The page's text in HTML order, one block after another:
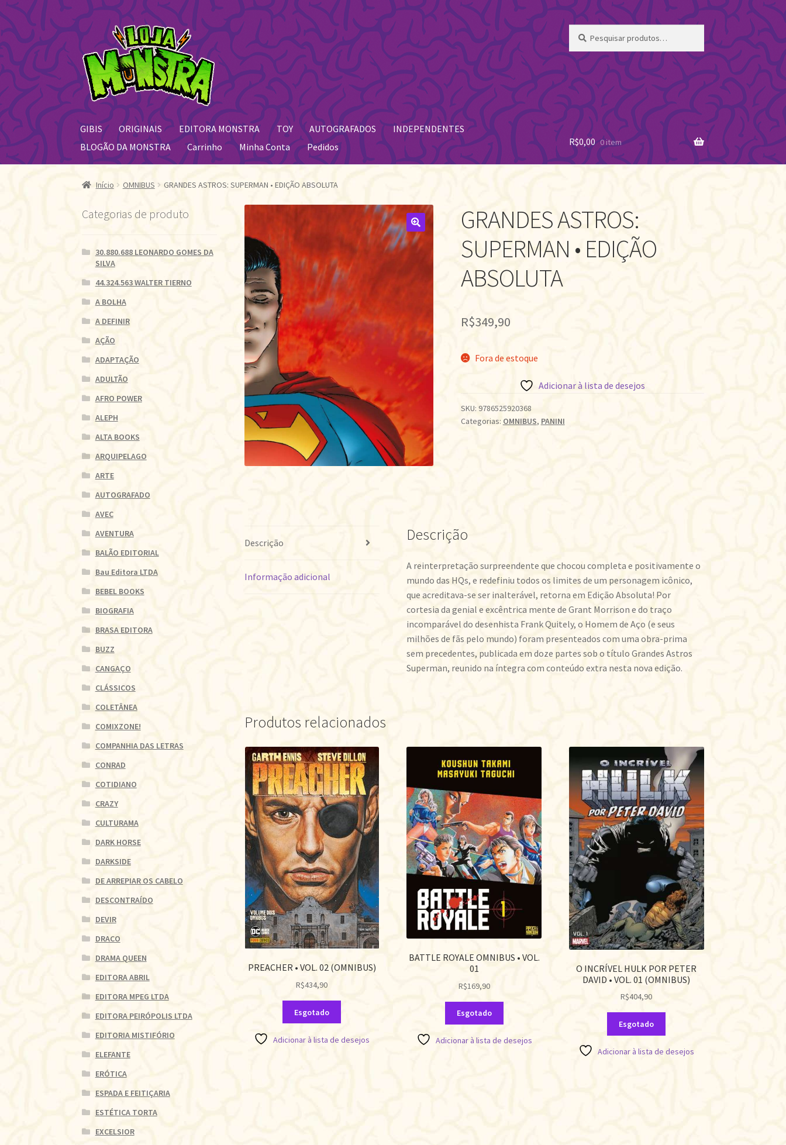
Pular
para
navegação
Pular
para
o
conteúdo
por:
GIBIS ORIGINAIS EDITORA MONSTRA TOY AUTOGRAFADOS
INDEPENDENTES
BLOGÃO DA MONSTRA
Carrinho Minha Conta Pedidos R$0,00 0 item
Início OMNIBUS GRANDES ASTROS: SUPERMAN • EDIÇÃO ABSOLUTA
🔍
GRANDES ASTROS:
SUPERMAN • EDIÇÃO
ABSOLUTA
R$349,90
Fora de estoque
Adicionar à lista de desejos
SKU: 9786525920368
Categorias: OMNIBUS, PANINI
Descrição
Informação adicional
Descrição
A reinterpretação surpreendente que chocou completa e positivamente o
mundo das HQs, e redefiniu todos os limites de um personagem icônico,
que acreditava-se ser inalterável, retorna em Edição Absoluta! Por
cortesia da genial e excêntrica mente de Grant Morrison e do traço
incomparável do desenhista Frank Quitely, o Homem de Aço (e seus
milhões de fãs pelo mundo) foram presenteados com uma obra-prima
sem precedentes, publicada em doze partes sob o título Grandes Astros
Superman, reunido na íntegra com conteúdo extra nesta nova edição.
Produtos relacionados
PREACHER • VOL. 02 (OMNIBUS)
R$434,90
Esgotado
Adicionar à lista de desejos
BATTLE ROYALE OMNIBUS • VOL.
01
R$169,90
Esgotado
Adicionar à lista de desejos
O INCRÍVEL HULK POR PETER
DAVID • VOL. 01 (OMNIBUS)
R$404,90
Esgotado
Adicionar à lista de desejos
Categorias de produto
30.880.688 LEONARDO GOMES DA
SILVA
44.324.563 WALTER TIERNO
A BOLHA
A DEFINIR
AÇÃO
ADAPTAÇÃO
ADULTÃO
AFRO POWER
ALEPH
ALTA BOOKS
ARQUIPELAGO
ARTE
AUTOGRAFADO
AVEC
AVENTURA
BALÃO EDITORIAL
Bau Editora LTDA
BEBEL BOOKS
BIOGRAFIA
BRASA EDITORA
BUZZ
CANGAÇO
CLÁSSICOS
COLETÂNEA
COMIXZONE!
COMPANHIA DAS LETRAS
CONRAD
COTIDIANO
CRAZY
CULTURAMA
DARK HORSE
DARKSIDE
DE ARREPIAR OS CABELO
DESCONTRAÍDO
DEVIR
DRACO
DRAMA QUEEN
EDITORA ABRIL
EDITORA MPEG LTDA
EDITORA PEIRÓPOLIS LTDA
EDITORIA MISTIFÓRIO
ELEFANTE
ERÓTICA
ESPADA E FEITIÇARIA
ESTÉTICA TORTA
EXCELSIOR